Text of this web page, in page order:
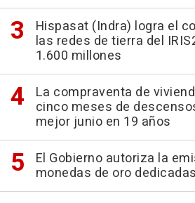
Hispasat (Indra) logra el
las redes de tierra del
1.600 millones
La compraventa de
cinco meses de
mejor junio en 19 años
El Gobierno autoriza la
monedas de oro